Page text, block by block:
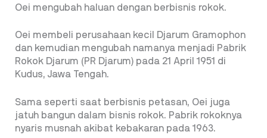
Oei mengubah haluan dengan berbisnis rokok.
Oei membeli perusahaan kecil Djarum Gramophon
dan kemudian mengubah namanya menjadi Pabrik
Rokok Djarum (PR Djarum) pada 21 April 1951 di
Kudus, Jawa Tengah.
Sama seperti saat berbisnis petasan, Oei juga
jatuh bangun dalam bisnis rokok. Pabrik rokoknya
nyaris musnah akibat kebakaran pada 1963.